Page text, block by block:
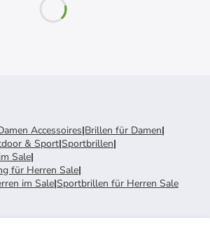
Accessoires|Brillen für Damen|
& Sport|Sportbrillen|
Sale|
für Herren Sale|
im Sale|Sportbrillen für Herren Sale